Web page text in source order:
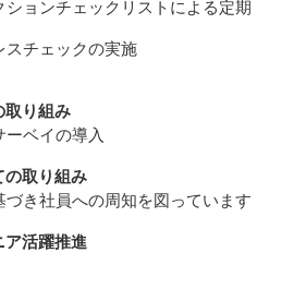
ションチェックリストによる定期
スチェックの実施
取り組み
ーベイの導入
の取り組み
づき社員への周知を図っています
ア活躍推進